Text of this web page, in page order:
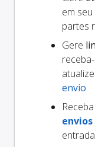
em
partes
Gere
envio